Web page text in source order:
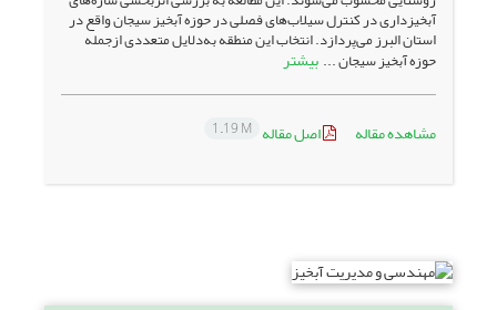
آبخیزداری در کنترل سیلاب‌‌های فصلی در حوزه‌‌ آبخیز سیجان واقع در
استان البرز می‌‌پردازد. انتخاب این منطقه به‌دلایل متعددی ازجمله
حوزه آبخیز سیجان ... بیشتر
مشاهده مقاله اصل مقاله 1.19 M